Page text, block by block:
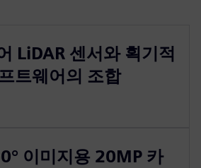
LiDAR 센서와 획기적
트웨어의 조합
이미지용 20MP 카